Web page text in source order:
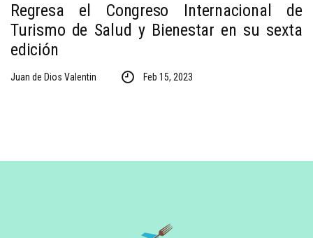
Regresa el Congreso Internacional de
Turismo de Salud y Bienestar en su sexta
edición
Juan de Dios Valentin Feb 15, 2023